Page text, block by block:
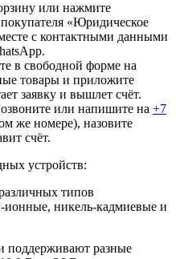
или нажмите
«Юридическое
с контактными данными
в свободной форме на
товары и приложите
заявку и вышлет счёт.
или напишите на +7
же номере), назовите
счёт.
устройств:
типов
ионные, никель-кадмиевые и
поддерживают разные